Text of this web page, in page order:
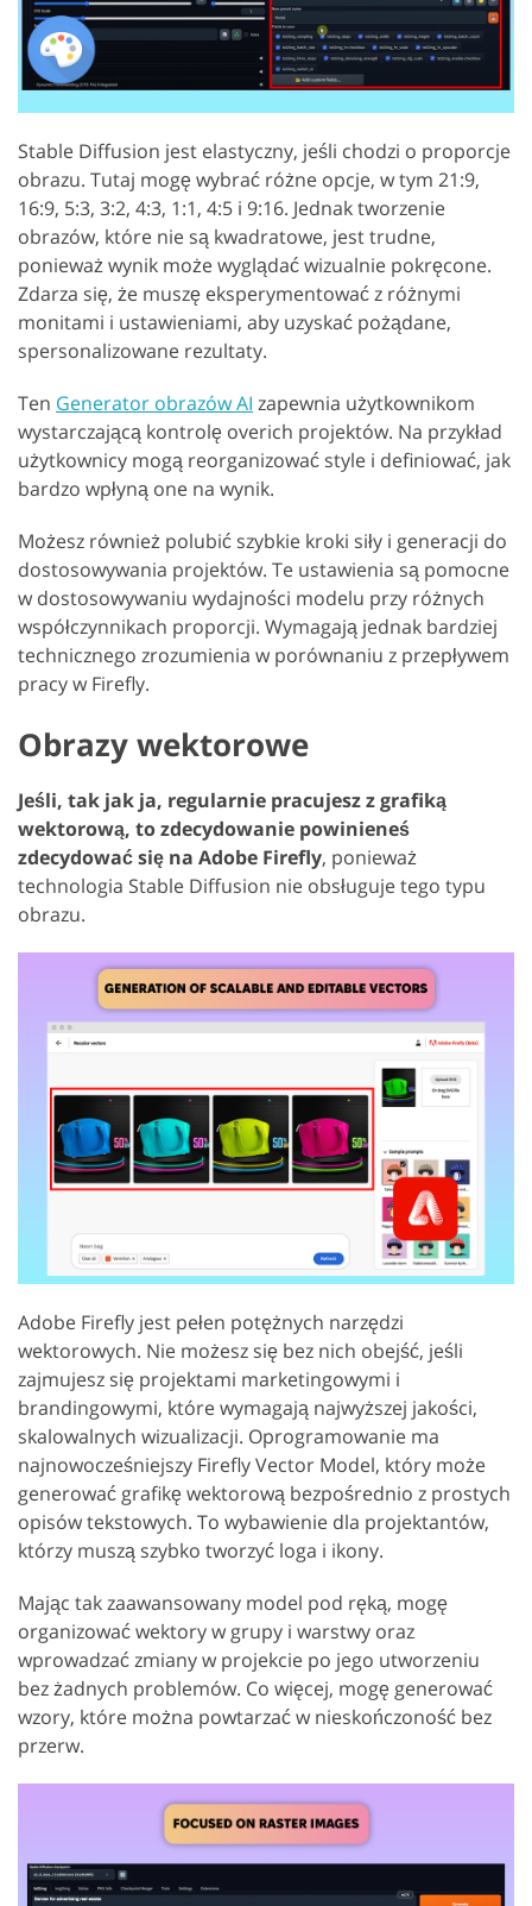
Stable Diffusion jest elastyczny, jeśli chodzi o proporcje
obrazu. Tutaj mogę wybrać różne opcje, w tym 21:9,
16:9, 5:3, 3:2, 4:3, 1:1, 4:5 i 9:16. Jednak tworzenie
obrazów, które nie są kwadratowe, jest trudne,
ponieważ wynik może wyglądać wizualnie pokręcone.
Zdarza się, że muszę eksperymentować z różnymi
monitami i ustawieniami, aby uzyskać pożądane,
spersonalizowane rezultaty.
Ten Generator obrazów AI zapewnia użytkownikom
wystarczającą kontrolę overich projektów. Na przykład
użytkownicy mogą reorganizować style i definiować, jak
bardzo wpłyną one na wynik.
Możesz również polubić szybkie kroki siły i generacji do
dostosowywania projektów. Te ustawienia są pomocne
w dostosowywaniu wydajności modelu przy różnych
współczynnikach proporcji. Wymagają jednak bardziej
technicznego zrozumienia w porównaniu z przepływem
pracy w Firefly.
Obrazy wektorowe
Jeśli, tak jak ja, regularnie pracujesz z grafiką
wektorową, to zdecydowanie powinieneś
zdecydować się na Adobe Firefly, ponieważ
technologia Stable Diffusion nie obsługuje tego typu
obrazu.
Adobe Firefly jest pełen potężnych narzędzi
wektorowych. Nie możesz się bez nich obejść, jeśli
zajmujesz się projektami marketingowymi i
brandingowymi, które wymagają najwyższej jakości,
skalowalnych wizualizacji. Oprogramowanie ma
najnowocześniejszy Firefly Vector Model, który może
generować grafikę wektorową bezpośrednio z prostych
opisów tekstowych. To wybawienie dla projektantów,
którzy muszą szybko tworzyć loga i ikony.
Mając tak zaawansowany model pod ręką, mogę
organizować wektory w grupy i warstwy oraz
wprowadzać zmiany w projekcie po jego utworzeniu
bez żadnych problemów. Co więcej, mogę generować
wzory, które można powtarzać w nieskończoność bez
przerw.